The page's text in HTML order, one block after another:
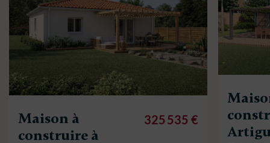
Maison à
construire à
325 535 €